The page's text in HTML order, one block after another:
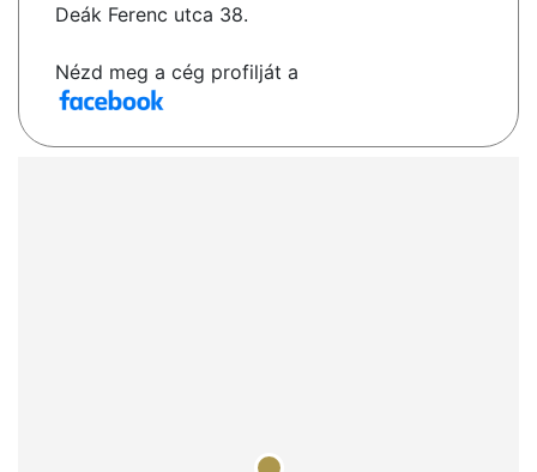
Deák Ferenc utca 38.
Nézd meg a cég profilját a